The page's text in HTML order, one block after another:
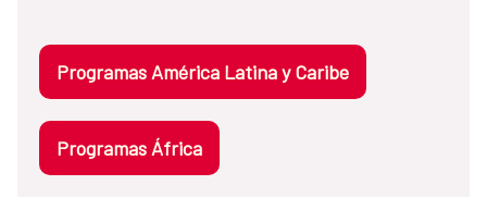
Programas América Latina y Caribe
Programas África